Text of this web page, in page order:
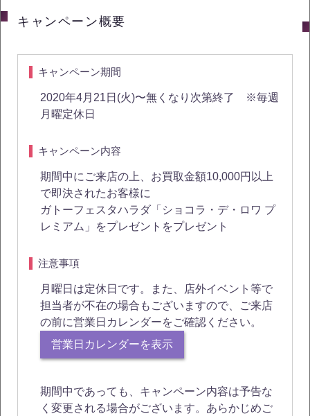
キャンペーン概要
キャンペーン期間
2020年4月21日(火)〜無くなり次第終了 ※毎週
月曜定休日
キャンペーン内容
期間中にご来店の上、お買取金額10,000円以上
で即決されたお客様に
ガトーフェスタハラダ「ショコラ・デ・ロワ プ
レミアム」をプレゼントをプレゼント
注意事項
月曜日は定休日です。また、店外イベント等で
担当者が不在の場合もございますので、ご来店
の前に営業日カレンダーをご確認ください。
営業日カレンダーを表示
期間中であっても、キャンペーン内容は予告な
く変更される場合がございます。あらかじめご